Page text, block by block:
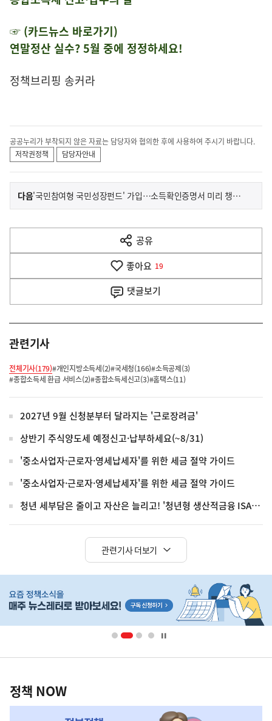
☞ (카드뉴스 바로가기)
연말정산 실수? 5월 중에 정정하세요!
정책브리핑 송커라
공공누리가 부착되지 않은 자료는 담당자와 협의한 후에 사용하여 주시기 바랍니다.
저작권정책
담당자안내
이
전
다
음
다음기
사
'국민참여형 국민성장펀드' 가입…소득확인증명서 미리 챙기세요
공유
열
기
좋아요 19
댓글보기
관련기사
전체기사(179)#개인지방소득세(2)#국세청(166)#소득공제(3)
#종합소득세 환급 서비스(2)#종합소득세신고(3)#홈택스(11)
2027년 9월 신청분부터 달라지는 '근로장려금'
상반기 주식양도세 예정신고·납부하세요(~8/31)
'중소사업자·근로자·영세납세자'를 위한 세금 절약 가이드
'중소사업자·근로자·영세납세자'를 위한 세금 절약 가이드
청년 세부담은 줄이고 자산은 늘리고! '청년형 생산적금융 ISA' 전격 신설
관련기사 더보기
단
영
책
NOW,
정책 NOW